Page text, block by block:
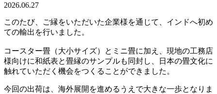
2026.06.27
このたび、ご縁をいただいた企業様を通じて、インドへ初め
ての輸出を行いました。
コースター畳（大小サイズ）とミニ畳に加え、現地の工務店
様向けに和紙表と畳縁のサンプルも同封し、日本の畳文化に
触れていただく機会をつくることができました。
今回の出荷は、海外展開を進めるうえで大きな一歩となりま